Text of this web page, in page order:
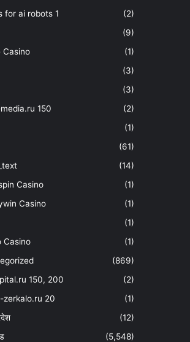
for ai robots 1
(2)
(9)
Casino
(1)
(3)
(3)
150
(2)
(1)
(61)
(14)
Casino
(1)
Casino
(1)
(1)
Casino
(1)
(869)
150, 200
(2)
zerkalo.ru 20
(1)
(12)
(5,548)